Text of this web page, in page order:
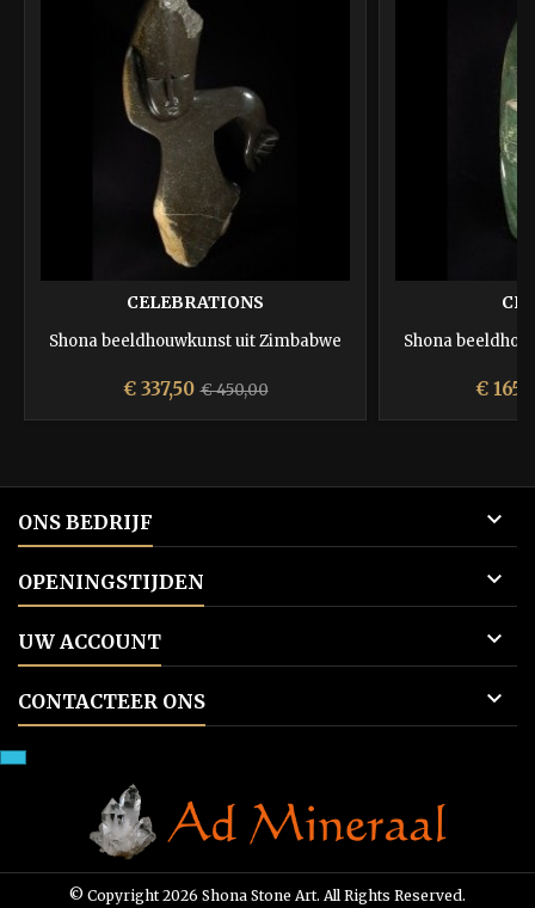
CELEBRATIONS
Shona beeldhouwkunst uit Zimbabwe
Prijs
€ 337,50 Normale
prijs
€ 450,00
Shona
Prijs
€
ONS BEDRIJF 
OPENINGSTIJDEN 
UW ACCOUNT 
CONTACTEER ONS 
© Copyright 2026 Shona Stone Art. All Rights Reserved.